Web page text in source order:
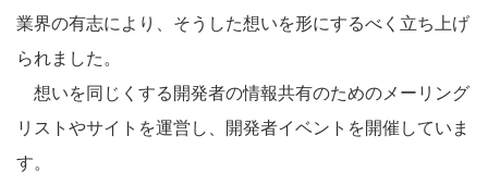
業界の有志により、そうした想いを形にするべく立ち上げ
られました。
想いを同じくする開発者の情報共有のためのメーリング
リストやサイトを運営し、開発者イベントを開催していま
す。